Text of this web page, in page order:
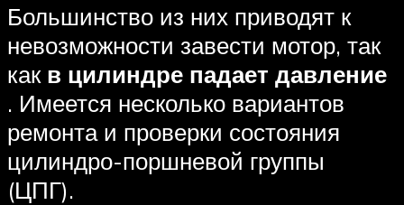
Большинство из них приводят к
невозможности завести мотор, так
как в цилиндре падает давление
. Имеется несколько вариантов
ремонта и проверки состояния
цилиндро-поршневой группы
(ЦПГ).